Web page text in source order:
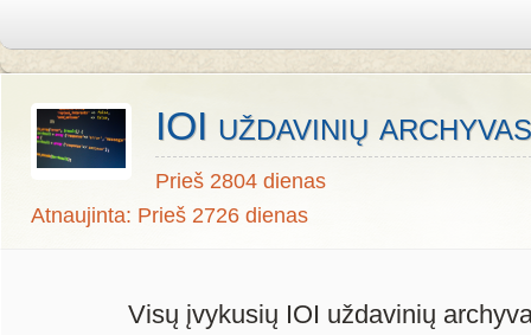
IOI uždavinių archyvas
Prieš 2804 dienas
Atnaujinta: Prieš 2726 dienas
Visų įvykusių IOI uždavinių